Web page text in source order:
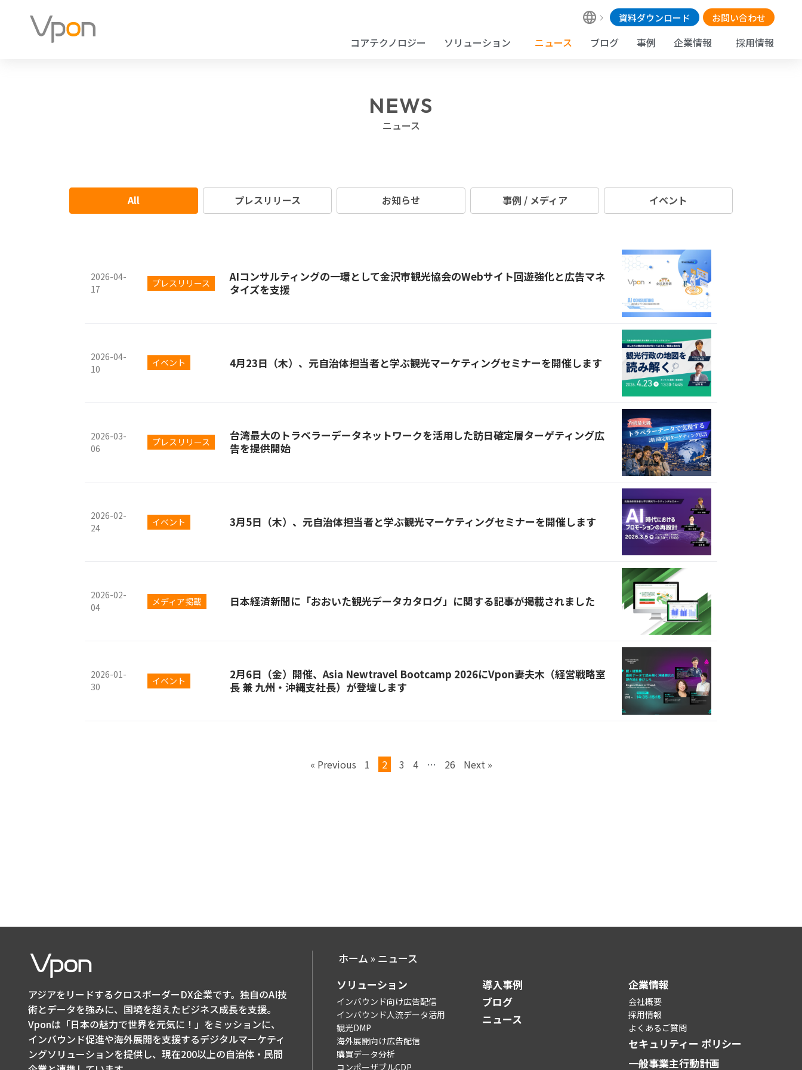
資料ダウンロード お問い合わせ
コアテクノロジー ソリューション ニュース ブログ 事例 企業情報 採用情報
NEWS
ニュース
All プレスリリース お知らせ 事例 / メディア イベント
2026-04-
17
プレスリリース
AIコンサルティングの一環として金沢市観光協会のWebサイト回遊強化と広告マネ
タイズを支援
2026-04-
10
イベント 4月23日（木）、元自治体担当者と学ぶ観光マーケティングセミナーを開催します
2026-03-
06
プレスリリース
台湾最大のトラベラーデータネットワークを活用した訪日確定層ターゲティング広
告を提供開始
2026-02-
24
イベント 3月5日（木）、元自治体担当者と学ぶ観光マーケティングセミナーを開催します
2026-02-
04
メディア掲載 日本経済新聞に「おおいた観光データカタログ」に関する記事が掲載されました
2026-01-
30
イベント
2月6日（金）開催、Asia Newtravel Bootcamp 2026にVpon妻夫木（経営戦略室
長 兼 九州・沖縄支社長）が登壇します
« Previous 1 2 3 4 … 26 Next »
アジアをリードするクロスボーダーDX企業です。独自のAI技
術とデータを強みに、国境を超えたビジネス成長を支援。
Vponは「日本の魅力で世界を元気に！」をミッションに、
インバウンド促進や海外展開を支援するデジタルマーケティ
ングソリューションを提供し、現在200以上の自治体・民間
ホーム » ニュース
ソリューション​
インバウンド向け広告配信
インバウンド人流データ活用
観光DMP
海外展開向け広告配信
購買データ分析
コンポーザブルCDP
導入事例​
ブログ​
ニュース
企業情報
会社概要
採用情報
よくあるご質問
セキュリティー ポリシー
一般事業主行動計画